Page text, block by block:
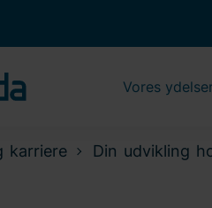
Vores
karriere Din udvikling